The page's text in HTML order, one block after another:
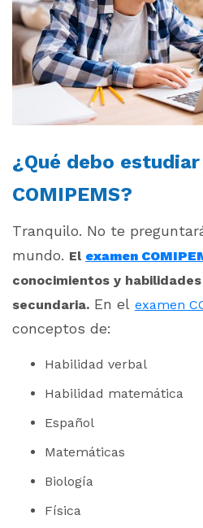
¿Qué debo
COMIPEMS?
Tranquilo. No te
mundo. El examen
conocimientos y
secundaria. En el examen
conceptos de:
Habilidad verbal
Habilidad matemática
Español
Matemáticas
Biología
Física